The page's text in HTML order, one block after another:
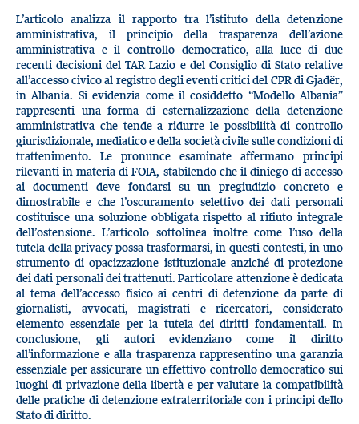
L’articolo analizza il rapporto tra l’istituto della detenzione
amministrativa, il principio della trasparenza dell’azione
amministrativa e il controllo democratico, alla luce di due
recenti decisioni del TAR Lazio e del Consiglio di Stato relative
all’accesso civico al registro degli eventi critici del CPR di Gjadër,
in Albania. Si evidenzia come il cosiddetto “Modello Albania”
rappresenti una forma di esternalizzazione della detenzione
amministrativa che tende a ridurre le possibilità di controllo
giurisdizionale, mediatico e della società civile sulle condizioni di
trattenimento. Le pronunce esaminate affermano principi
rilevanti in materia di FOIA, stabilendo che il diniego di accesso
ai documenti deve fondarsi su un pregiudizio concreto e
dimostrabile e che l’oscuramento selettivo dei dati personali
costituisce una soluzione obbligata rispetto al rifiuto integrale
dell’ostensione. L’articolo sottolinea inoltre come l’uso della
tutela della privacy possa trasformarsi, in questi contesti, in uno
strumento di opacizzazione istituzionale anziché di protezione
dei dati personali dei trattenuti. Particolare attenzione è dedicata
al tema dell’accesso fisico ai centri di detenzione da parte di
giornalisti, avvocati, magistrati e ricercatori, considerato
elemento essenziale per la tutela dei diritti fondamentali. In
conclusione, gli autori evidenziano come il diritto
all’informazione e alla trasparenza rappresentino una garanzia
essenziale per assicurare un effettivo controllo democratico sui
luoghi di privazione della libertà e per valutare la compatibilità
delle pratiche di detenzione extraterritoriale con i principi dello
Stato di diritto.